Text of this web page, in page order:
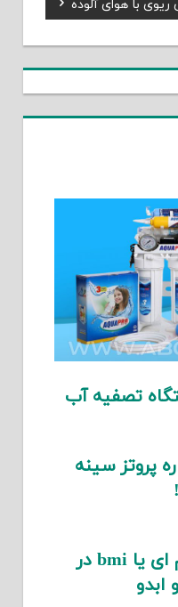
با هوای آلوده
تصفیه آب
پروتز سینه
نحوه محاسبه بی ام ای یا bmi در
ابدو